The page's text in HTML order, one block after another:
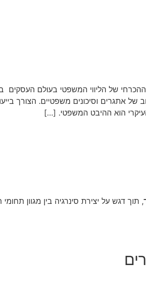
ההכרחי של הליווי המשפטי בעולם
של אתגרים וסיכונים משפטיים. הצורך
הוא ההיבט המשפטי. […]
, תוך דגש על יצירת סינרגיה בין מגוון